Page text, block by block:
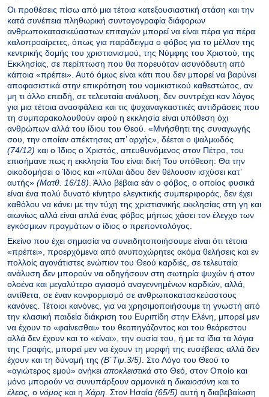
Οι προθέσεις πίσω από μια τέτοια κατεξουσιαστική στάση και την
κατά συνέπεια πληθωρική συνταγογραφία διάφορων
ανθρωποκατασκεύαστων επιταγών μπορεί να είναι πέρα για πέρα
καλοπροαίρετες, όπως για παράδειγμα ο φόβος για το μέλλον της
κεντρικής δομής του χριστιανισμού, της Νύμφης του Χριστού, της
Εκκλησίας, σε περίπτωση που θα πορευόταν ασυνόδευτη από
κάποια «πρέπει». Αυτό όμως είναι κάτι που δεν μπορεί να βαρύνει
αποφασιστικά στην επικρότηση του νομικιστικού καθεστώτος, αν
μη τι άλλο επειδή, σε τελευταία ανάλυση, δεν συντρέχει καν λόγος
για μια τέτοια ανασφάλεια και τις ψυχαναγκαστικές αντιδράσεις που
τη συμπαρακολουθούν αφού η εκκλησία είναι υπόθεση όχι
ανθρώπων αλλά του ίδιου του Θεού. «Μνήσθητι της συναγωγής
σου, την οποίαν απέκτησας απ’ αρχής», δέεται ο ψαλμωδός
(74/12) και ο Ίδιος ο Χριστός, απευθυνόμενος στον Πέτρο, του
επισήμανε πως η εκκλησία Του είναι δική Του υπόθεση: Θα την
οικοδομήσει ο Ίδιος και «πύλαι άδου δεν θέλουσιν ισχύσει κατ’
αυτής» (Ματθ. 16/18) . Άλλο βέβαια εάν ο φόβος, ο οποίος φυσικά
είναι ένα πολύ δυνατό κίνητρο ελεγκτικής συμπεριφοράς, δεν έχει
καθόλου να κάνει με την τύχη της χριστιανικής εκκλησίας στη γη και
αιωνίως αλλά είναι απλά ένας φόβος μήπως χάσει τον έλεγχο των
εγκόσμιων πραγμάτων ο ίδιος ο πρεποντολόγος.
Εκείνο που έχει σημασία να συνειδητοποιήσουμε είναι ότι τέτοια
«πρέπει», προερχόμενα από ανυποχώρητες ακόμα θελήσεις και εν
πολλοίς αγονάτιστες ενώπιον του Θεού καρδιές, σε τελευταία
ανάλυση δεν μπορούν να οδηγήσουν στη σωτηρία ψυχών ή στον
ολοένα και μεγαλύτερο αγιασμό αναγεννημένων καρδιών, αλλά,
αντίθετα, σε έναν κονφορμισμό σε ανθρωποκατασκεύαστους
κανόνες. Τέτοιοι κανόνες, για να χρησιμοποιήσουμε τη γνωστή από
την κλασική παιδεία διάκριση του Ευριπίδη στην Ελένη, μπορεί μεν
να έχουν το «φαίνεσθαι» του θεοπηγάζοντος και του θεάρεστου
αλλά δεν έχουν και το «είναι», την ουσία του, ή με τα ίδια τα λόγια
της Γραφής, μπορεί μεν να έχουν τη μορφή της ευσέβειας αλλά δεν
έχουν και τη δύναμή της (ΒʹΤιμ.3/5) . Στο Λόγο του Θεού το
«αγιώτερος εμού» ανήκει αποκλειστικά στο Θεό, στον Οποίο και
μόνο μπορούν να συνυπάρξουν αρμονικά η δικαιοσύνη και το
έλεος, ο νόμος και η Χάρη . Στον Ησαΐα (65/5) αυτή η διαβεβαίωση